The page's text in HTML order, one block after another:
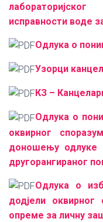
исправности воде
Одлука о
Узорци
КЗ –
Одлука о
оквирног
доношењу одлуке
другорангираног
Одлука о
додјели оквирног
опреме за личну